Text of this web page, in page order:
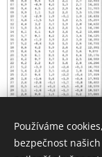
Používáme
bezpečnost